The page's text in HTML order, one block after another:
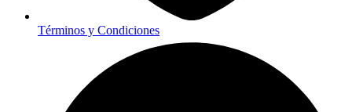
Términos y Condiciones